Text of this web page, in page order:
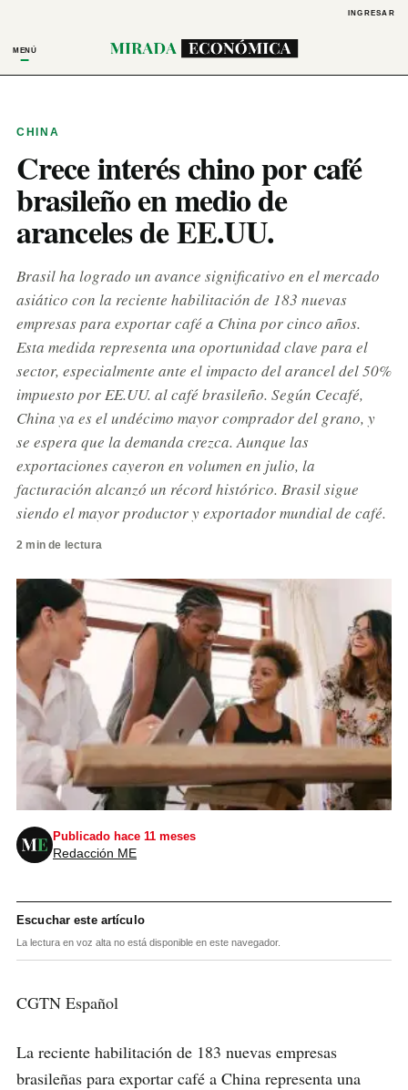
INGRESAR
MENÚ
CHINA
Crece interés chino por café
brasileño en medio de
aranceles de EE.UU.
Brasil ha logrado un avance significativo en el mercado
asiático con la reciente habilitación de 183 nuevas
empresas para exportar café a China por cinco años.
Esta medida representa una oportunidad clave para el
sector, especialmente ante el impacto del arancel del 50%
impuesto por EE.UU. al café brasileño. Según Cecafé,
China ya es el undécimo mayor comprador del grano, y
se espera que la demanda crezca. Aunque las
exportaciones cayeron en volumen en julio, la
facturación alcanzó un récord histórico. Brasil sigue
siendo el mayor productor y exportador mundial de café.
2 min de lectura
Publicado hace 11 meses
Redacción ME
Escuchar este artículo
La lectura en voz alta no está disponible en este navegador.
CGTN Español
La reciente habilitación de 183 nuevas empresas
brasileñas para exportar café a China representa una